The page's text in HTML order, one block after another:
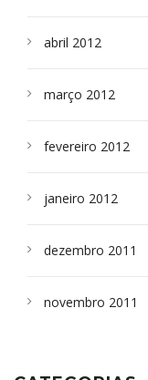
abril 2012
março 2012
fevereiro 2012
janeiro 2012
dezembro 2011
novembro 2011